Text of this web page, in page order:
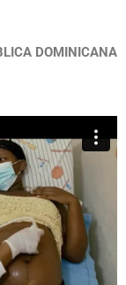
DOMINICANA